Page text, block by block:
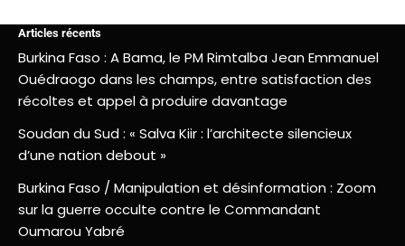
Articles récents
Burkina Faso : A Bama, le PM Rimtalba Jean Emmanuel
Ouédraogo dans les champs, entre satisfaction des
récoltes et appel à produire davantage
Soudan du Sud : « Salva Kiir : l’architecte silencieux
d’une nation debout »
Burkina Faso / Manipulation et désinformation : Zoom
sur la guerre occulte contre le Commandant
Oumarou Yabré